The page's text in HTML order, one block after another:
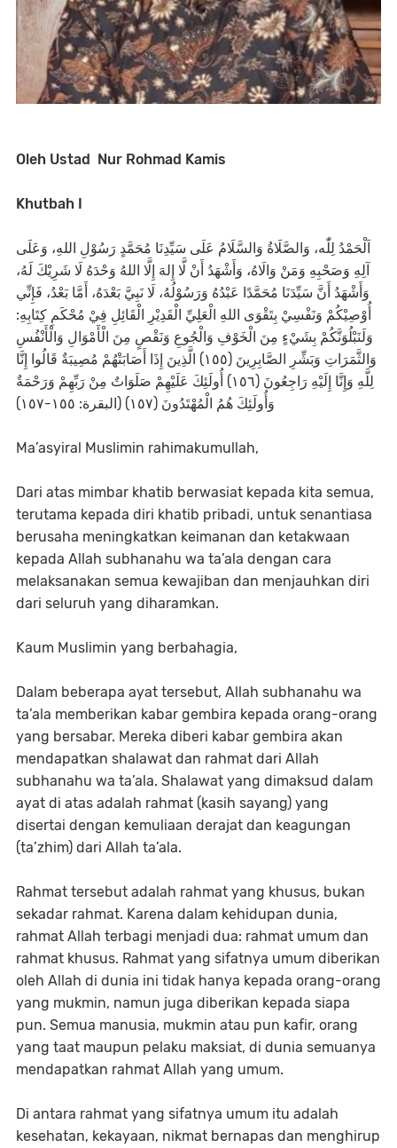
Oleh Ustad Nur Rohmad Kamis
Khutbah I
اَلْحَمْدُ لِلّٰه، وَالصَّلَاةُ وَالسَّلَامُ عَلَى سَيِّدِنَا مُحَمَّدٍ رَسُوْلِ اللهِ، وَعَلَى
آلِهِ وَصَحْبِهِ وَمَنْ وَالَاهُ، وَأَشْهَدُ أَنْ لَّا إِلهَ إِلَّا اللهُ وَحْدَهُ لَا شَرِيْكَ لَهُ،
وَأَشْهَدُ أَنَّ سَيِّدَنَا مُحَمَّدًا عَبْدُهُ وَرَسُوْلُهُ، لَا نَبِيَّ بَعْدَهُ، أَمَّا بَعْدُ، فَإِنِّي
أُوْصِيْكُمْ وَنَفْسِيْ بِتَقْوَى اللهِ الْعَلِيِّ الْقَدِيْرِ الْقَائِلِ فِيْ مُحْكَمِ كِتَابِهِ:
وَلَنَبْلُوَنَّكُمْ بِشَيْءٍ مِنَ الْخَوْفِ وَالْجُوعِ وَنَقْصٍ مِنَ الْأَمْوَالِ وَالْأَنْفُسِ
وَالثَّمَرَاتِ وَبَشِّرِ الصَّابِرِينَ (١٥٥) الَّذِينَ إِذَا أَصَابَتْهُمْ مُصِيبَةٌ قَالُوا إِنَّا
لِلَّهِ وَإِنَّا إِلَيْهِ رَاجِعُونَ (١٥٦) أُولَئِكَ عَلَيْهِمْ صَلَوَاتٌ مِنْ رَبِّهِمْ وَرَحْمَةٌ
Ma’asyiral Muslimin rahimakumullah,
Dari atas mimbar khatib berwasiat kepada kita semua,
terutama kepada diri khatib pribadi, untuk senantiasa
berusaha meningkatkan keimanan dan ketakwaan
kepada Allah subhanahu wa ta’ala dengan cara
melaksanakan semua kewajiban dan menjauhkan diri
dari seluruh yang diharamkan.
Kaum Muslimin yang berbahagia,
Dalam beberapa ayat tersebut, Allah subhanahu wa
ta’ala memberikan kabar gembira kepada orang-orang
yang bersabar. Mereka diberi kabar gembira akan
mendapatkan shalawat dan rahmat dari Allah
subhanahu wa ta’ala. Shalawat yang dimaksud dalam
ayat di atas adalah rahmat (kasih sayang) yang
disertai dengan kemuliaan derajat dan keagungan
(ta’zhim) dari Allah ta’ala.
Rahmat tersebut adalah rahmat yang khusus, bukan
sekadar rahmat. Karena dalam kehidupan dunia,
rahmat Allah terbagi menjadi dua: rahmat umum dan
rahmat khusus. Rahmat yang sifatnya umum diberikan
oleh Allah di dunia ini tidak hanya kepada orang-orang
yang mukmin, namun juga diberikan kepada siapa
pun. Semua manusia, mukmin atau pun kafir, orang
yang taat maupun pelaku maksiat, di dunia semuanya
mendapatkan rahmat Allah yang umum.
Di antara rahmat yang sifatnya umum itu adalah
kesehatan, kekayaan, nikmat bernapas dan menghirup